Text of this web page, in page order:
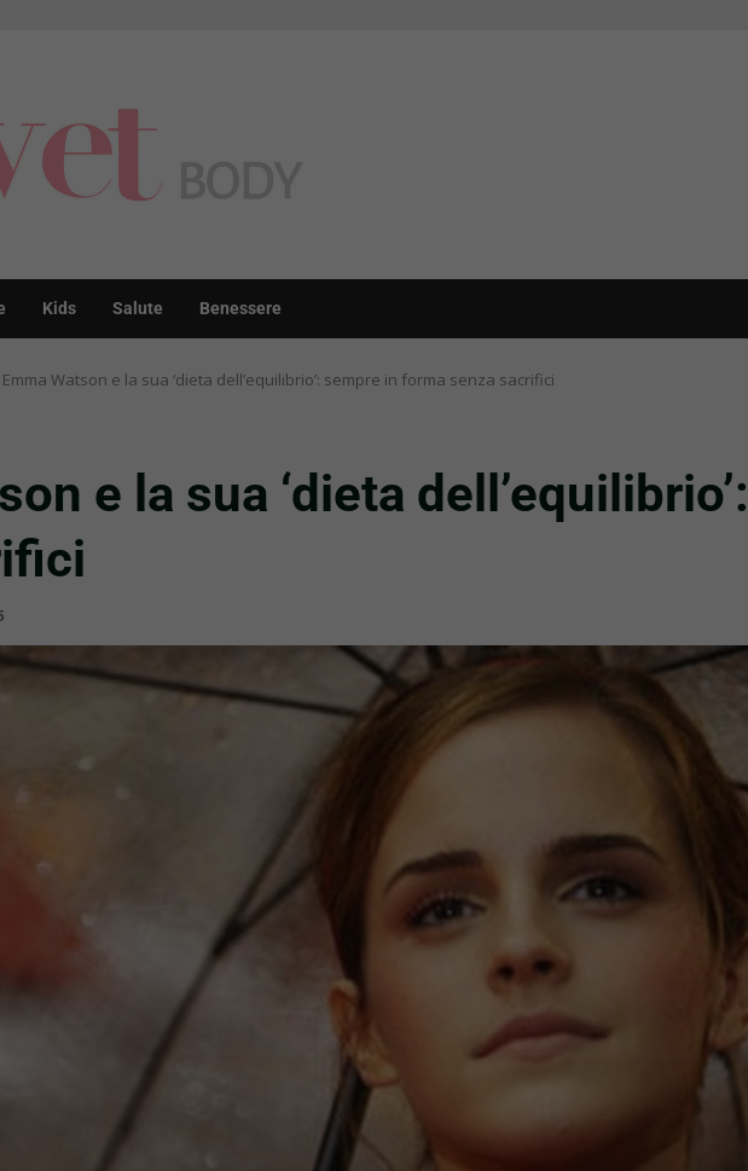
Kids Salute Benessere
Emma Watson e la sua ‘dieta dell’equilibrio’: sempre in forma senza sacrifici
e la sua ‘dieta